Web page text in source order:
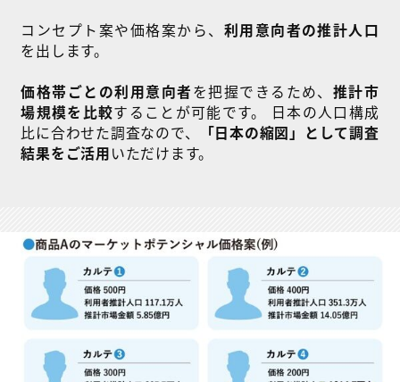
コンセプト案や価格案から、 利用意向者の推計人口
を出します。
価格帯ごとの利用意向者を把握できるため、 推計市
場規模を比較することが可能です。 日本の人口構成
比に合わせた調査なので、
「日本の縮図」として調査
結果をご活用いただけます。